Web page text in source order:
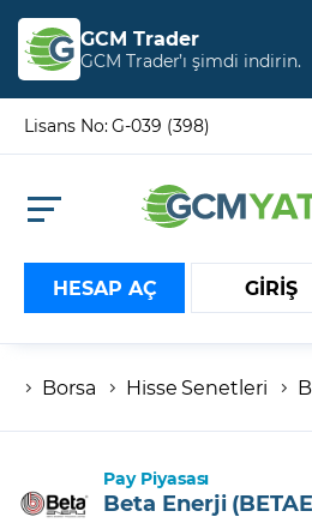
GCM Trader
GCM Trader’ı şimdi indirin.
Lisans No: G-039 (398)
HESAP AÇ GİRİŞ
Hesap numaranız
Borsa Hisse Senetleri
Pay Piyasası
Beta Enerji